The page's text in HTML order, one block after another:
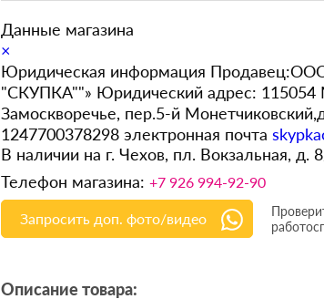
Данные магазина
×
Юридическая информация
"СКУПКА""» Юридический адрес: 115054
Замоскворечье, пер.5-й
1247700378298 электронная почта
В наличии на г. Чехов, пл. Вокзальная, д.
Телефон магазина: +7 926 994-92-90
Запросить доп. фото/видео
Описание товара: